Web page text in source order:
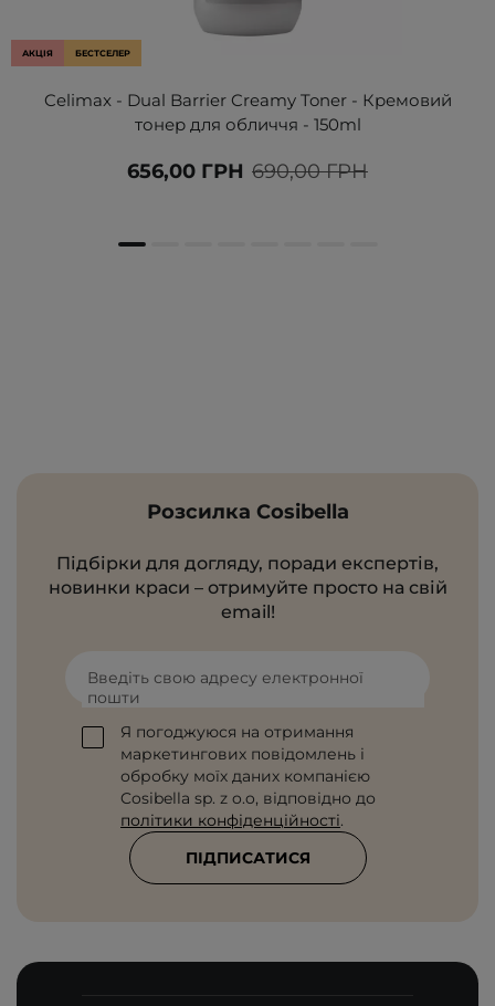
АКЦІЯ БЕСТСЕЛЕР
Celimax - Dual Barrier Creamy Toner - Кремовий
тонер для обличчя - 150ml
690,00 ГРН
656,00 ГРН
Розсилка Cosibella
Підбірки для догляду, поради експертів,
новинки краси – отримуйте просто на свій
email!
Введіть свою адресу електронної
пошти
Я погоджуюся на отримання
маркетингових повідомлень і
обробку моїх даних компанією
Cosibella sp. z o.o, відповідно до
політики конфіденційності.
ПІДПИСАТИСЯ